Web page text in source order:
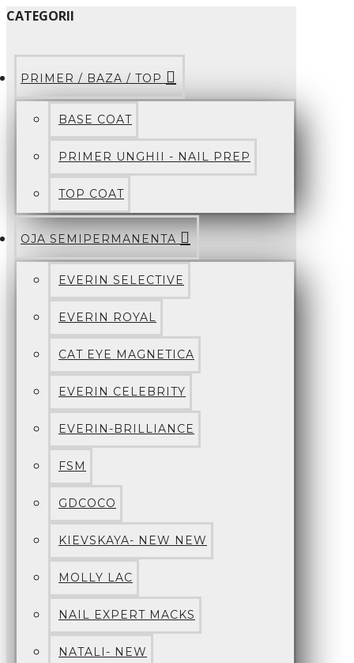
CATEGORII
PRIMER / BAZA / TOP
BASE COAT
PRIMER UNGHII - NAIL PREP
TOP COAT
OJA SEMIPERMANENTA
EVERIN SELECTIVE
EVERIN ROYAL
CAT EYE MAGNETICA
EVERIN CELEBRITY
EVERIN-BRILLIANCE
FSM
GDCOCO
KIEVSKAYA- NEW NEW
MOLLY LAC
NAIL EXPERT MACKS
NATALI- NEW